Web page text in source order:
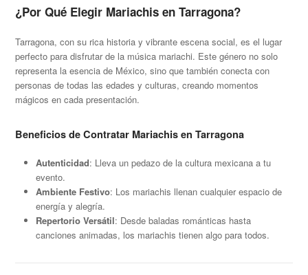
¿Por Qué Elegir Mariachis en Tarragona?
Tarragona, con su rica historia y vibrante escena social, es el lugar
perfecto para disfrutar de la música mariachi. Este género no solo
representa la esencia de México, sino que también conecta con
personas de todas las edades y culturas, creando momentos
mágicos en cada presentación.
Beneficios de Contratar Mariachis en Tarragona
Autenticidad: Lleva un pedazo de la cultura mexicana a tu
evento.
Ambiente Festivo: Los mariachis llenan cualquier espacio de
energía y alegría.
Repertorio Versátil: Desde baladas románticas hasta
canciones animadas, los mariachis tienen algo para todos.